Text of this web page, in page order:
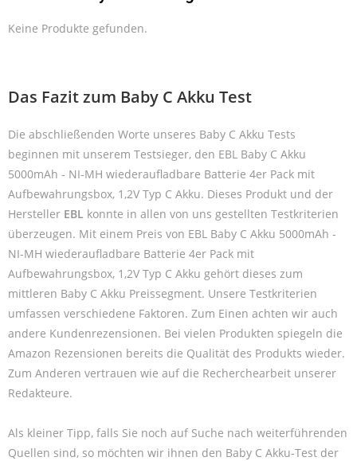
Keine Produkte gefunden.
Das Fazit zum Baby C Akku Test
Die abschließenden Worte unseres Baby C Akku Tests
beginnen mit unserem Testsieger, den EBL Baby C Akku
5000mAh - NI-MH wiederaufladbare Batterie 4er Pack mit
Aufbewahrungsbox, 1,2V Typ C Akku. Dieses Produkt und der
Hersteller EBL konnte in allen von uns gestellten Testkriterien
überzeugen. Mit einem Preis von EBL Baby C Akku 5000mAh -
NI-MH wiederaufladbare Batterie 4er Pack mit
Aufbewahrungsbox, 1,2V Typ C Akku gehört dieses zum
mittleren Baby C Akku Preissegment. Unsere Testkriterien
umfassen verschiedene Faktoren. Zum Einen achten wir auch
andere Kundenrezensionen. Bei vielen Produkten spiegeln die
Amazon Rezensionen bereits die Qualität des Produkts wieder.
Zum Anderen vertrauen wie auf die Recherchearbeit unserer
Redakteure.
Als kleiner Tipp, falls Sie noch auf Suche nach weiterführenden
Quellen sind, so möchten wir ihnen den Baby C Akku-Test der